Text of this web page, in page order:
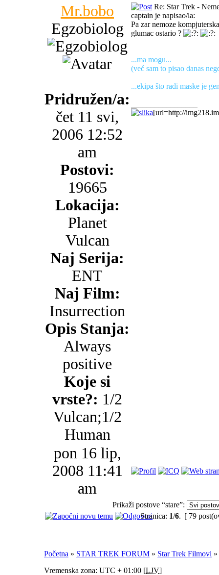
Mr.bobo
Egzobiolog
Pridružen/a:
čet 11 svi,
2006 12:52
am
Postovi:
19665
Lokacija:
Planet
Vulcan
Naj Serija:
ENT
Naj Film:
Insurrection
Opis Stanja:
Always
positive
Koje si
vrste?: 1/2
Vulcan;1/2
Human
Re: Star Trek -
captain je napisao/la:
Pa zar nemoze
glumac ostario ?
...ma mogu...
(već sam to pisao danas
...ekipa što radi maske je
[url=http://
pon 16 lip,
2008 11:41
am
Prikaži postove “stare”:
Stranica: 1/6. [ 79
Početna » STAR TREK FORUM » Star Trek Filmovi »
Vremenska zona: UTC + 01:00 [LJV]